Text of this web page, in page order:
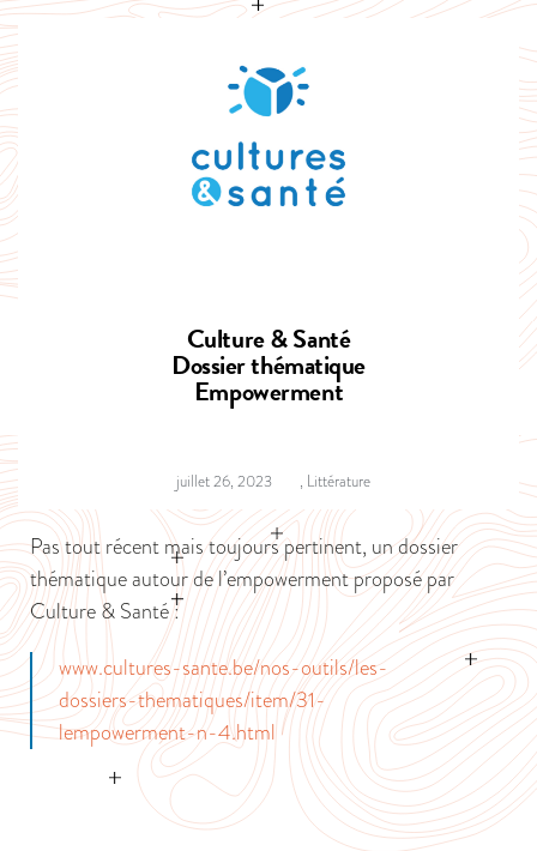
Culture & Santé
Dossier thématique
Empowerment
juillet 26, 2023 , Littérature
Pas tout récent mais toujours pertinent, un dossier
thématique autour de l’empowerment proposé par
Culture & Santé :
www.cultures-sante.be/nos-outils/les-
dossiers-thematiques/item/31-
lempowerment-n-4.html